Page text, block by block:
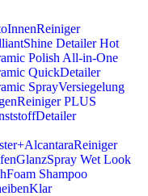
DetailerHot
Polish All-in-One
QuickDetailer
SprayVersiegelung
PLUS
Wet Look
Shampoo